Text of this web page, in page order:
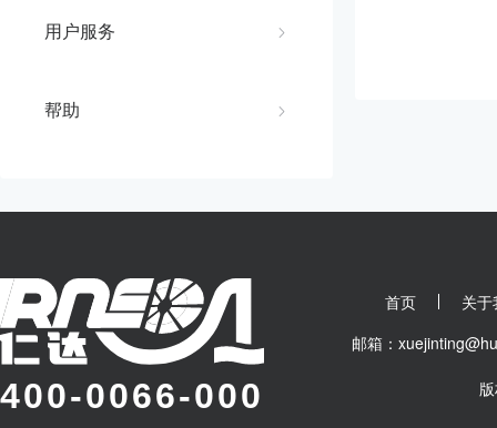
用户服务
帮助
400-0066-000
首页
关
邮箱：